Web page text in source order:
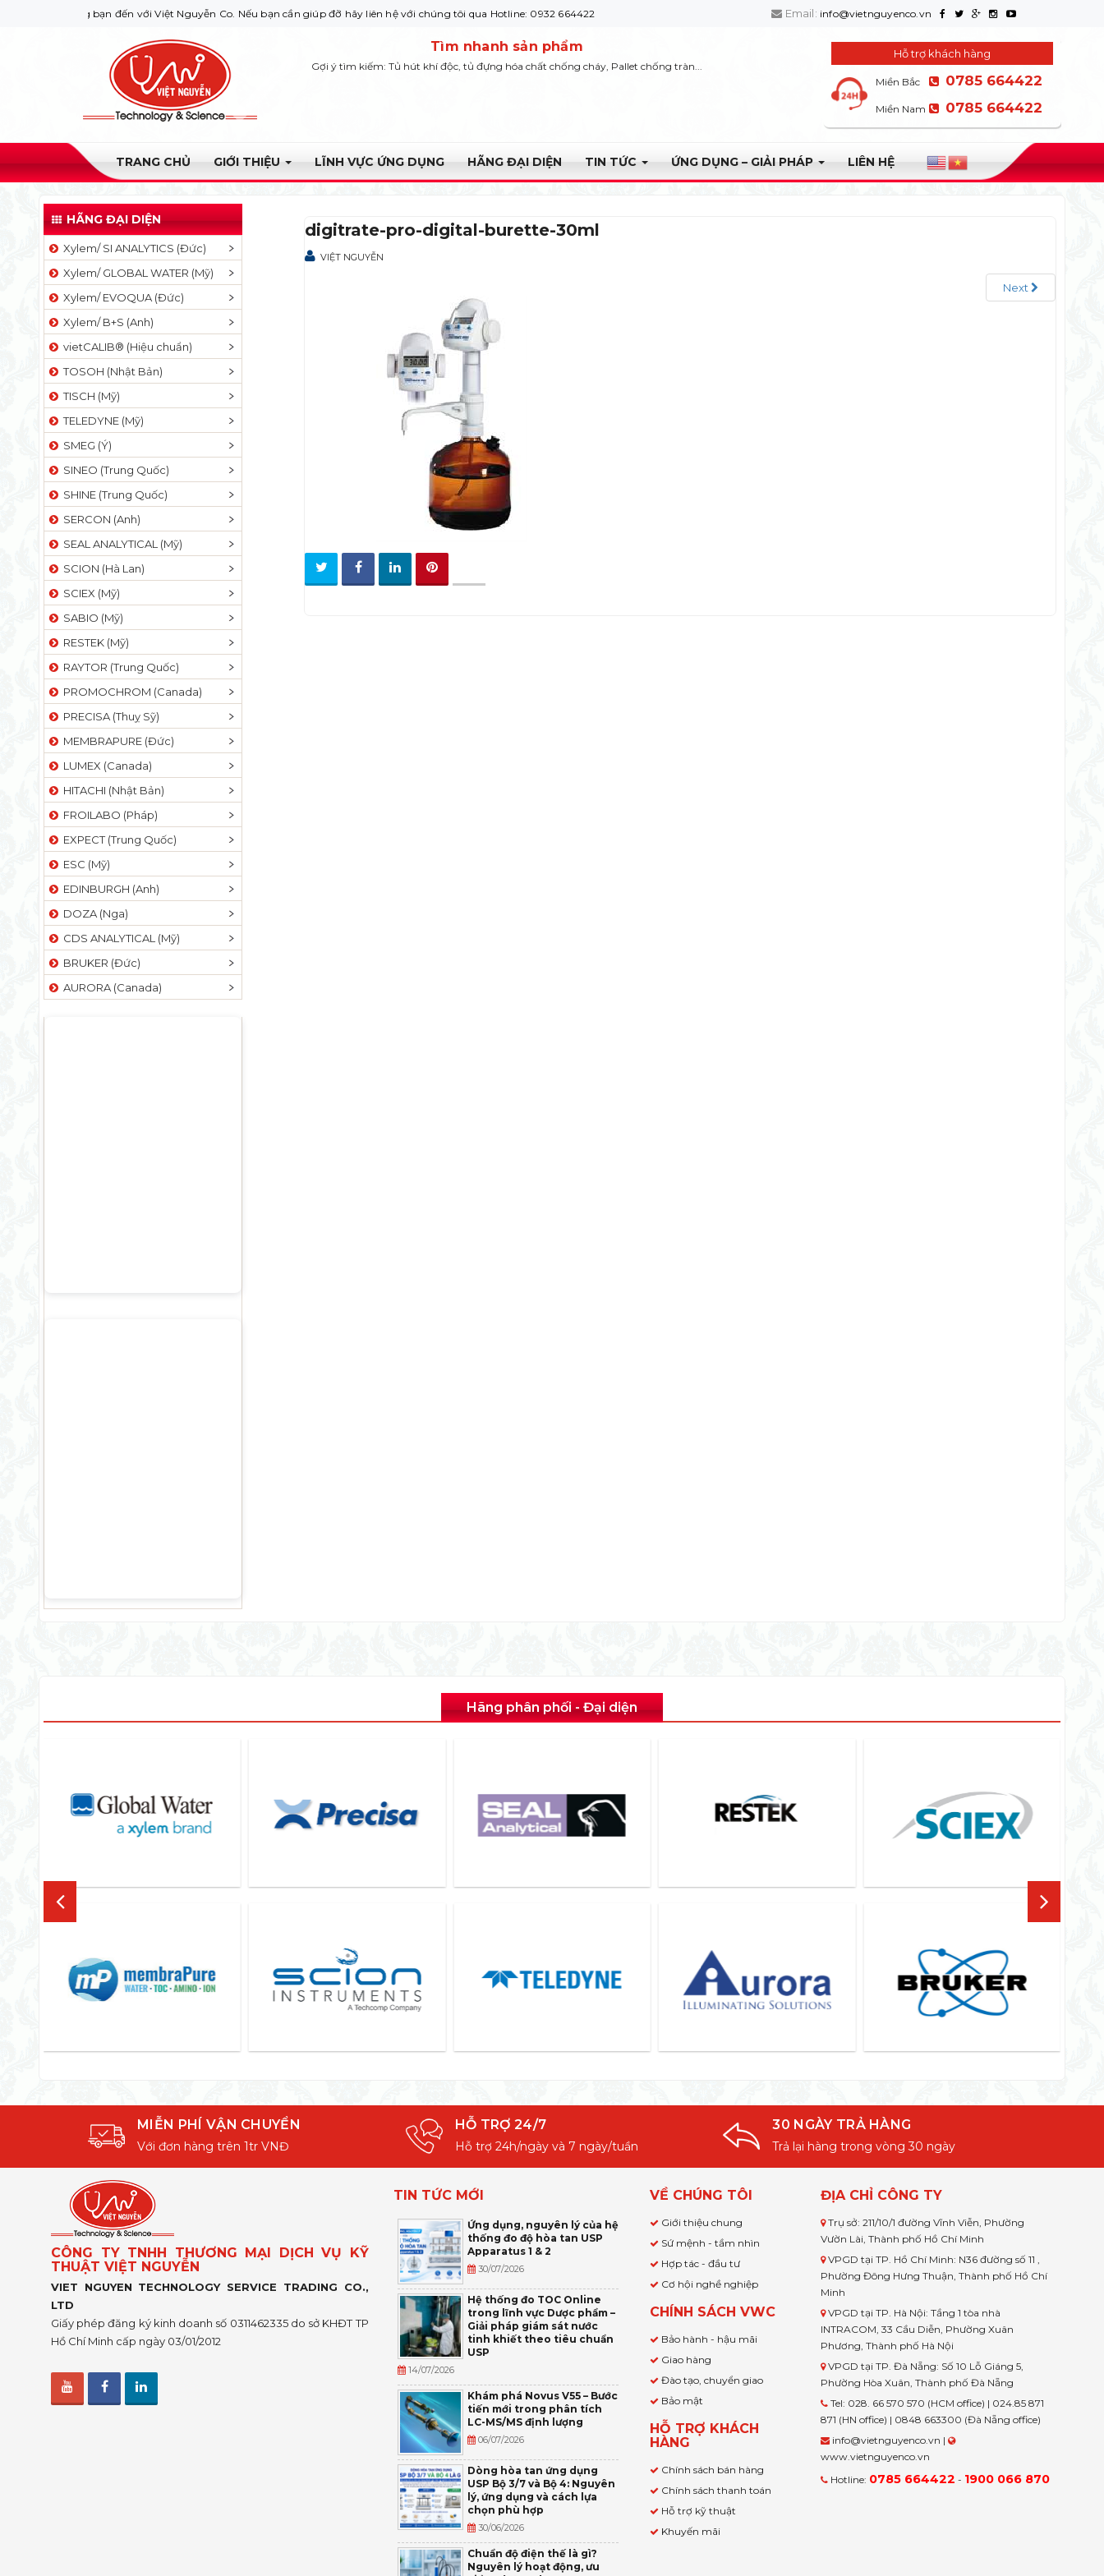
mừng bạn đến với Việt Nguyễn Co. Nếu bạn cần giúp đỡ hãy liên hệ với chúng tôi qua Hotline: 0932 664422 Email: info@vietnguyenco.vn
Tìm nhanh sản phẩm
Gợi ý tìm kiếm: Tủ hút khí độc, tủ đựng hóa chất chống cháy, Pallet chống tràn...
Hỗ trợ khách hàng
Miền Bắc 0785 664422
Miền Nam 0785 664422
TRANG CHỦ GIỚI THIỆU LĨNH VỰC ỨNG DỤNG HÃNG ĐẠI DIỆN TIN TỨC ỨNG DỤNG – GIẢI PHÁP LIÊN HỆ
digitrate-pro-digital-burette-30ml
VIỆT NGUYỄN
Next
HÃNG ĐẠI DIỆN
Xylem/ SI ANALYTICS (Đức)
Xylem/ GLOBAL WATER (Mỹ)
Xylem/ EVOQUA (Đức)
Xylem/ B+S (Anh)
vietCALIB® (Hiệu chuẩn)
TOSOH (Nhật Bản)
TISCH (Mỹ)
TELEDYNE (Mỹ)
SMEG (Ý)
SINEO (Trung Quốc)
SHINE (Trung Quốc)
SERCON (Anh)
SEAL ANALYTICAL (Mỹ)
SCION (Hà Lan)
SCIEX (Mỹ)
SABIO (Mỹ)
RESTEK (Mỹ)
RAYTOR (Trung Quốc)
PROMOCHROM (Canada)
PRECISA (Thuỵ Sỹ)
MEMBRAPURE (Đức)
LUMEX (Canada)
HITACHI (Nhật Bản)
FROILABO (Pháp)
EXPECT (Trung Quốc)
ESC (Mỹ)
EDINBURGH (Anh)
DOZA (Nga)
CDS ANALYTICAL (Mỹ)
BRUKER (Đức)
AURORA (Canada)
Hãng phân phối - Đại diện
MIỄN PHÍ VẬN CHUYỂN
Với đơn hàng trên 1tr VNĐ
HỖ TRỢ 24/7
Hỗ trợ 24h/ngày và 7 ngày/tuần
30 NGÀY TRẢ HÀNG
Trả lại hàng trong vòng 30 ngày
CÔNG TY TNHH THƯƠNG MẠI DỊCH VỤ KỸ
THUẬT VIỆT NGUYỄN
VIET NGUYEN TECHNOLOGY SERVICE TRADING CO.,
LTD
Giấy phép đăng ký kinh doanh số 0311462335 do sở KHĐT TP
Hồ Chí Minh cấp ngày 03/01/2012
TIN TỨC MỚI
Ứng dụng, nguyên lý của hệ
thống đo độ hòa tan USP
Apparatus 1 & 2
30/07/2026
Hệ thống đo TOC Online
trong lĩnh vực Dược phẩm –
Giải pháp giám sát nước
tinh khiết theo tiêu chuẩn
USP
14/07/2026
Khám phá Novus V55 – Bước
tiến mới trong phân tích
LC-MS/MS định lượng
06/07/2026
Dòng hòa tan ứng dụng
USP Bộ 3/7 và Bộ 4: Nguyên
lý, ứng dụng và cách lựa
chọn phù hợp
30/06/2026
Chuẩn độ điện thế là gì?
Nguyên lý hoạt động, ưu
VỀ CHÚNG TÔI
Giới thiệu chung
Sứ mệnh - tầm nhìn
Hợp tác - đầu tư
Cơ hội nghề nghiệp
CHÍNH SÁCH VWC
Bảo hành - hậu mãi
Giao hàng
Đào tạo, chuyển giao
Bảo mật
HỖ TRỢ KHÁCH
HÀNG
Chính sách bán hàng
Chính sách thanh toán
Hỗ trợ kỹ thuật
Khuyến mãi
ĐỊA CHỈ CÔNG TY
Trụ sở: 211/10/1 đường Vĩnh Viễn, Phường
Vườn Lài, Thành phố Hồ Chí Minh
VPGD tại TP. Hồ Chí Minh: N36 đường số 11 ,
Phường Đông Hưng Thuận, Thành phố Hồ Chí
Minh
VPGD tại TP. Hà Nội: Tầng 1 tòa nhà
INTRACOM, 33 Cầu Diễn, Phường Xuân
Phương, Thành phố Hà Nội
VPGD tại TP. Đà Nẵng: Số 10 Lỗ Giáng 5,
Phường Hòa Xuân, Thành phố Đà Nẵng
Tel: 028. 66 570 570 (HCM office) | 024.85 871
871 (HN office) | 0848 663300 (Đà Nẵng office)
info@vietnguyenco.vn |
www.vietnguyenco.vn
Hotline: 0785 664422 - 1900 066 870